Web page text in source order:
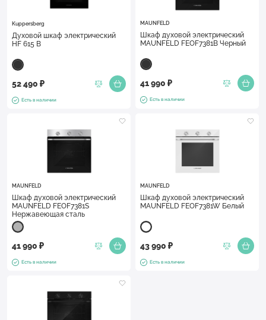
Kuppersberg
Духовой шкаф электрический
HF 615 B
52 490 ₽
Есть в наличии
MAUNFELD
Шкаф духовой электрический
MAUNFELD FEOF7381B Черный
41 990 ₽
Есть в наличии
MAUNFELD
Шкаф духовой электрический
MAUNFELD FEOF7381S
Нержавеющая сталь
41 990 ₽
Есть в наличии
MAUNFELD
Шкаф духовой электрический
MAUNFELD FEOF7381W Белый
43 990 ₽
Есть в наличии